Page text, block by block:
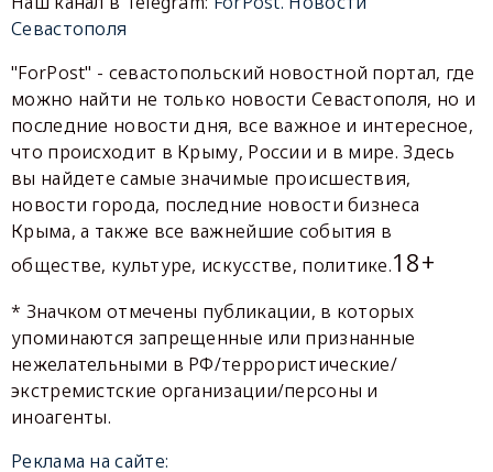
Севастополя
"ForPost" - севастопольский новостной портал, где
можно найти не только новости Севастополя, но и
последние новости дня, все важное и интересное,
что происходит в Крыму, России и в мире. Здесь
вы найдете самые значимые происшествия,
новости города, последние новости бизнеса
Крыма, а также все важнейшие события в
обществе, культуре, искусстве, политике.18+
* Значком отмечены публикации, в которых
упоминаются запрещенные или признанные
нежелательными в РФ/террористические/
экстремистские организации/персоны и
иноагенты.
Реклама на сайте: